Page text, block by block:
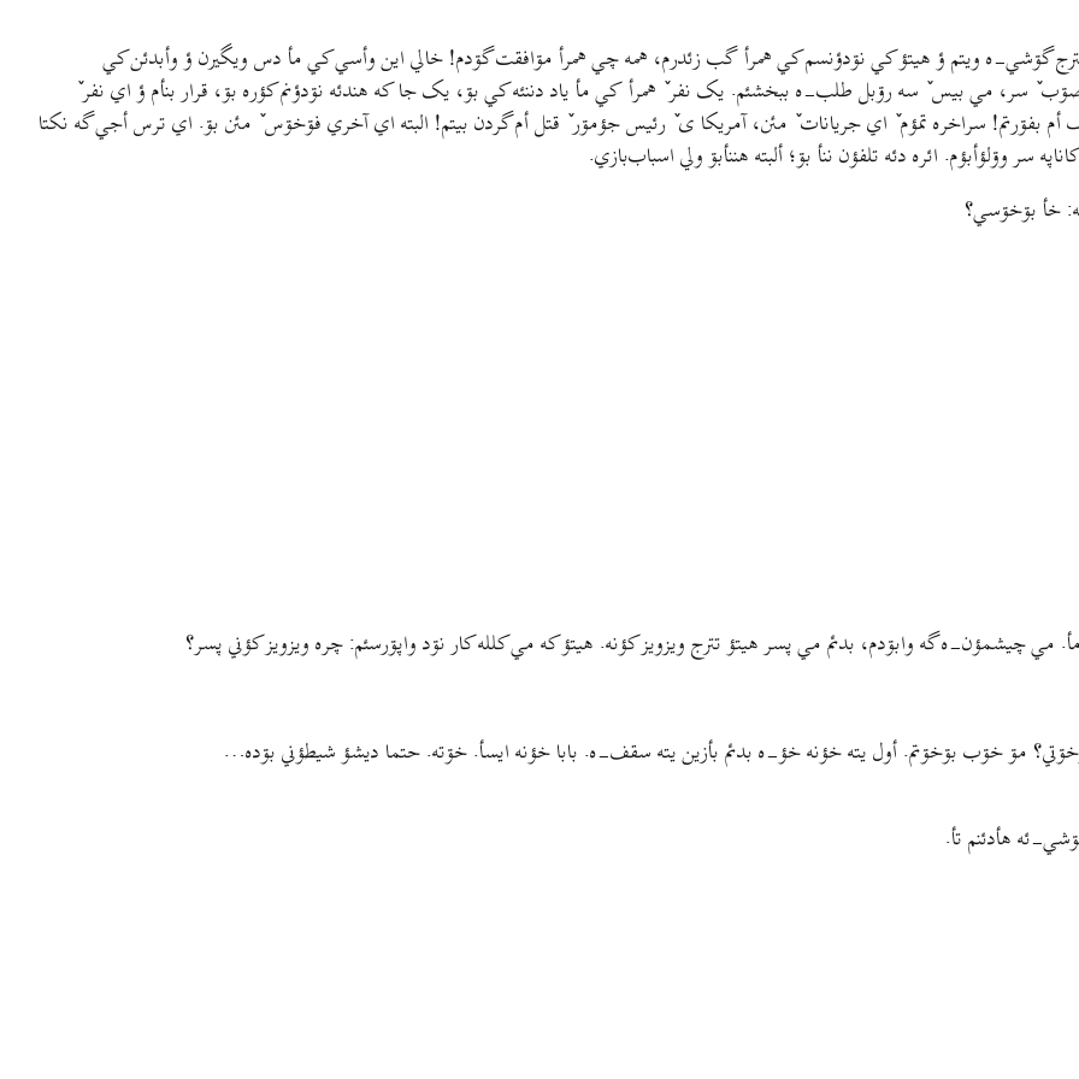
گۊشي-ه ویتم ؤ هیتؤ کي نۊدؤنسم کي همرأ گب زئدرم، همه چي همرأ مۊافقت گۊدم! خالي این وأسي کي مأ دس ویگیرن ؤ وأبدئن کي
سر، مي بیس ٚ سه رۊبل طلب-ه ببخشئم. یک نفر ٚ همرأ کي مأ یاد دننئه کي بۊ، یک جا که هندئه نۊدؤنم کؤره بۊ، قرار بنأم ؤ اي نفر
بفۊرتم! سراخره تمؤم ٚ اي جریانات ٚ مئن، آمریکا ی ٚ رئيس جؤمۊر ٚ قتل أم گردن بیتم! البته اي آخري فۊخۊس ٚ مئن بۊ. اي ترس أجي گه نکتا
وۊلؤأبؤم. ائره دئه تلفؤن ننأ بۊ؛ ألبته هننأبۊ ولي اسباب‌بازي.
خأ بۊخۊسي؟
مي چيشمؤن-ه گه وابۊدم، بدئم مي پسر هیتؤ تترج ویزویز کؤنه. هیتؤ که مي کلله کار نۊد واپۊرسئم: چره ویزویز کؤني پسر؟
مۊ خۊب بۊخۊتم. أول یته خؤنه خؤ-ه بدئم بأزین یته سقف-ه. بابا خؤنه ایسأ. خۊته. حتما دیشؤ شیطؤني بۊده…
ئه هأدئنم تأ.